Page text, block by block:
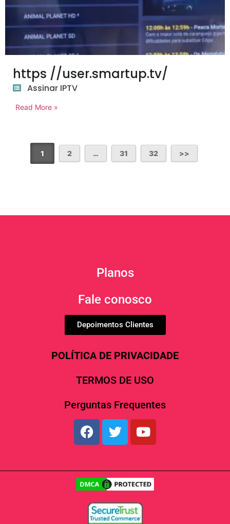
https //user.smartup.tv/
Assinar IPTV
Read More »
1 2 … 31 32
Planos
Fale conosco
Depoimentos Clientes
POLÍTICA DE PRIVACIDADE
TERMOS DE USO
Perguntas Frequentes